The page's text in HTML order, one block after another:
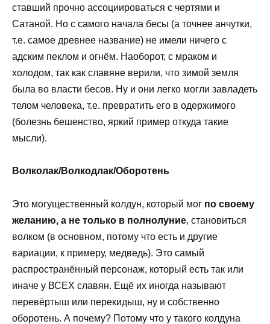
ставший прочно ассоциироваться с чертями и
Сатаной. Но с самого начала бесы (а точнее анчутки,
т.е. самое древнее название) не имели ничего с
адским пеклом и огнём. Наоборот, с мраком и
холодом, так как славяне верили, что зимой земля
была во власти бесов. Ну и они легко могли завладеть
телом человека, т.е. превратить его в одержимого
(болезнь бешенство, яркий пример откуда такие
мысли).
Волколак/Волкодлак/Оборотень
Это могущественный колдун, который мог по своему
желанию, а не только в полнолуние, становиться
волком (в основном, потому что есть и другие
вариации, к примеру, медведь). Это самый
распространённый персонаж, который есть так или
иначе у ВСЕХ славян. Ещё их иногда называют
перевёртыш или перекидыш, ну и собственно
оборотень. А почему? Потому что у такого колдуна